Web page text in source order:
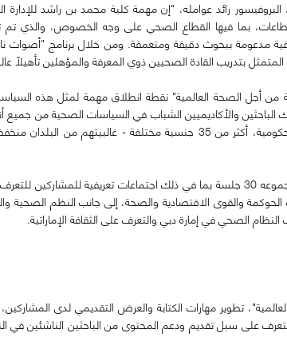
رائد عوامله، "إن مهمة كلية محمد بن راشد للإدارة
بما فيها القطاع الصحي على وجه الخصوص، والذي
مدعومة ببحوث دقيقة ومتعمقة. ومن خلال برنامج
بتدريب القادة الصحيين ذوي المعرفة والمؤهلين تأهيلاً
من أجل الصحة العالمية" نقطة انطلاق مهمة لمثل هذه
والأكاديميين الشباب في السياسات الصحية من جميع
في المستقبل. ويشارك في برنامج كلية محمد بن راشد للإدارة
ويمتد جدول أعمال البرنامج على مدار أسبوع كامل، متضمناً ما مجموعه 30 جلسة
والقوى الاقتصادية والصحة، إلى جانب النظم الصحية
الصحي في إمارة دبي والتعرف على الثقافة الإماراتية.
تطوير مهارات الكتابة والعرض التقديمي لدى
على سبل تقديم ودعم المحتوى من الباحثين الناشئين في